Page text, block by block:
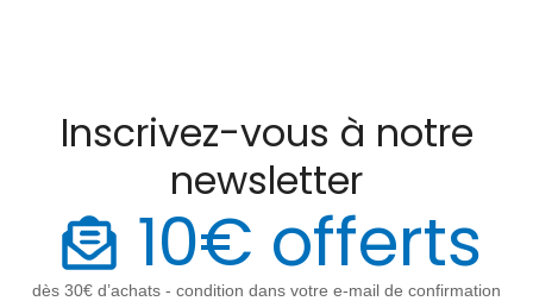
Inscrivez-vous à notre
newsletter
10€ offerts
dès 30€ d’achats - condition dans votre e-mail de confirmation